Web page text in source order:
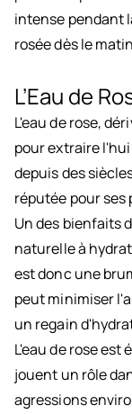
intense pendant
rosée dès le
L’Eau de
L'eau de rose,
pour extraire
depuis des
réputée pour
Un des bienfaits
naturelle à
est donc une
peut minimiser
un regain
L'eau de rose
jouent un rôle
agressions